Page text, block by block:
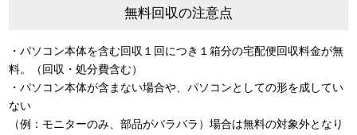
無料回収の注意点
・パソコン本体を含む回収１回につき１箱分の宅配便回収料金が無
料。（回収・処分費含む）
・パソコン本体が含まない場合や、パソコンとしての形を成してい
ない
（例：モニターのみ、部品がバラバラ）場合は無料の対象外となり